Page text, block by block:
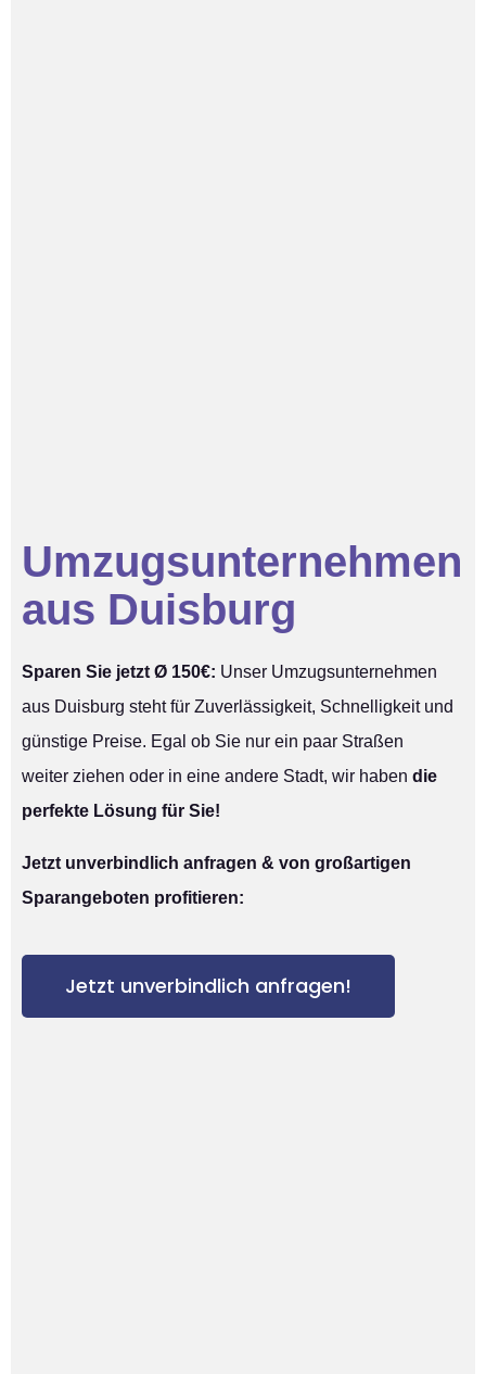
Umzugsunternehmen
aus Duisburg
Sparen Sie jetzt Ø 150€: Unser Umzugsunternehmen
aus Duisburg steht für Zuverlässigkeit, Schnelligkeit und
günstige Preise. Egal ob Sie nur ein paar Straßen
weiter ziehen oder in eine andere Stadt, wir haben die
perfekte Lösung für Sie!
Jetzt unverbindlich anfragen & von großartigen
Sparangeboten profitieren:
Jetzt unverbindlich anfragen!